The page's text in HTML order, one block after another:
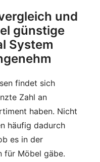
und
günstige
System
findet sich
Zahl an
haben. Nicht
häufig dadurch
es in der
für Möbel gäbe.